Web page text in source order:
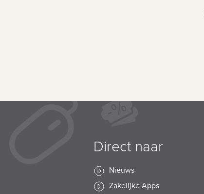
Direct naar
Nieuws
Zakelijke Apps